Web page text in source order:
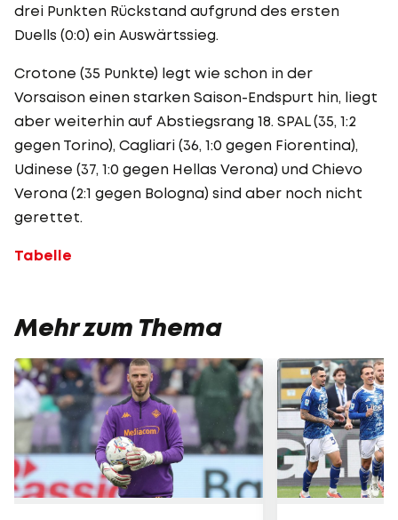
drei Punkten Rückstand aufgrund des ersten
Duells (0:0) ein Auswärtssieg.
Crotone (35 Punkte) legt wie schon in der
Vorsaison einen starken Saison-Endspurt hin, liegt
aber weiterhin auf Abstiegsrang 18. SPAL (35, 1:2
gegen Torino), Cagliari (36, 1:0 gegen Fiorentina),
Udinese (37, 1:0 gegen Hellas Verona) und Chievo
Verona (2:1 gegen Bologna) sind aber noch nicht
gerettet.
Tabelle
Mehr zum Thema